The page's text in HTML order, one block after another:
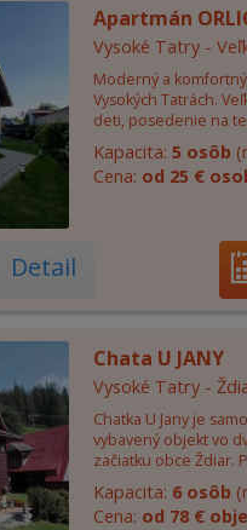
Apartmán
Vysoké Tatry -
Moderný a
Vysokých Tatrách.
deti, posedenie na
Kapacita: 5 osôb
Cena: od 25 €
Detail
Chata U JANY
Vysoké Tatry -
Chatka U Jany je
vybavený objekt vo
začiatku obce Ždiar.
Kapacita: 6 osôb
Cena: od 78 €